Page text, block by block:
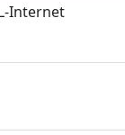
Internet